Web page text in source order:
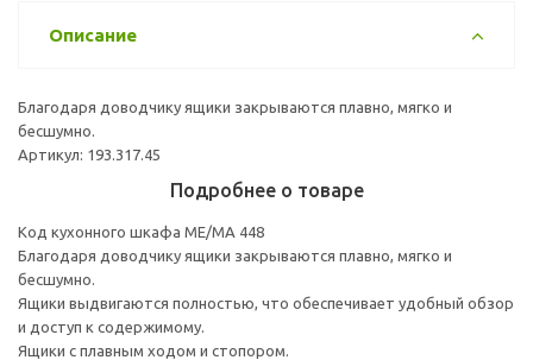
Описание
Благодаря доводчику ящики закрываются плавно, мягко и
бесшумно.
Артикул: 193.317.45
Подробнее о товаре
Код кухонного шкафа ME/MA 448
Благодаря доводчику ящики закрываются плавно, мягко и
бесшумно.
Ящики выдвигаются полностью, что обеспечивает удобный обзор
и доступ к содержимому.
Ящики с плавным ходом и стопором.